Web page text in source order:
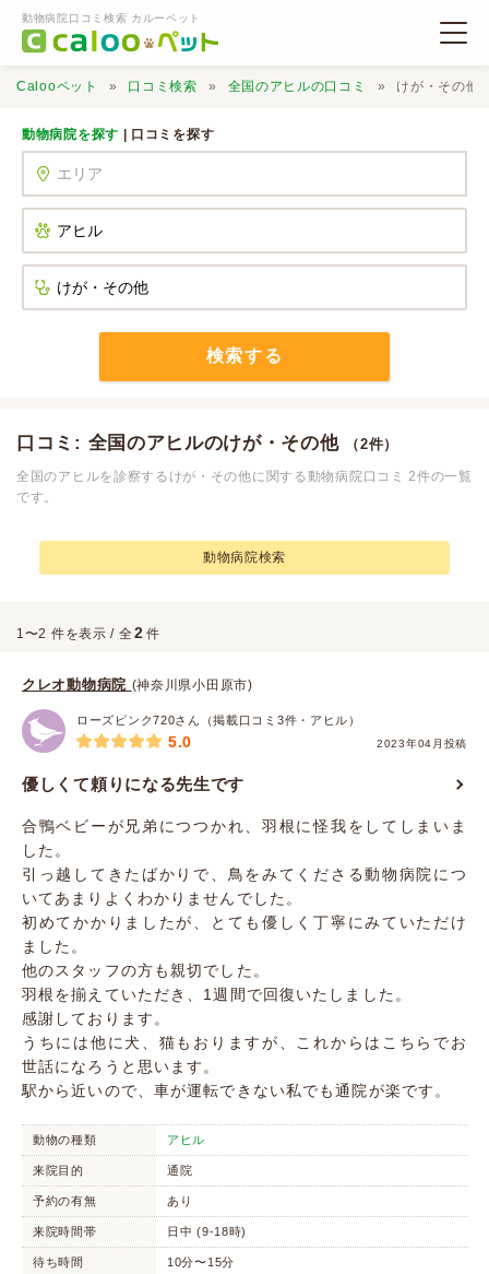
動物病院口コミ検索 カルーペット
口コミ検索
Calooペット 口コミ検索 全国のアヒルの口コミ けが・その他
動物病院を探す | 口コミを探す
検索する
口コミ: 全国のアヒルのけが・その他 （2件）
全国のアヒルを診察するけが・その他に関する動物病院口コミ 2件の一覧
です。
動物病院検索
1〜2 件を表示 / 全2 件
クレオ動物病院 (神奈川県小田原市)
ローズピンク720さん（掲載口コミ3件・アヒル）
2023年04月投稿
5.0
優しくて頼りになる先生です
合鴨ベビーが兄弟につつかれ、羽根に怪我をしてしまいま
した。
引っ越してきたばかりで、鳥をみてくださる動物病院につ
いてあまりよくわかりませんでした。
初めてかかりましたが、とても優しく丁寧にみていただけ
ました。
他のスタッフの方も親切でした。
羽根を揃えていただき、1週間で回復いたしました。
感謝しております。
うちには他に犬、猫もおりますが、これからはこちらでお
世話になろうと思います。
駅から近いので、車が運転できない私でも通院が楽です。
動物の種類 アヒル
来院目的 通院
予約の有無 あり
来院時間帯 日中 (9-18時)
待ち時間 10分〜15分